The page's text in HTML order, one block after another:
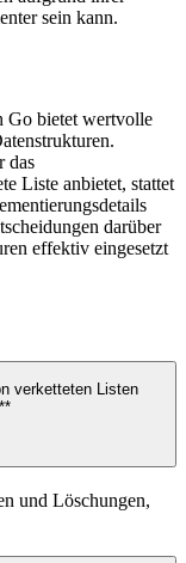
sein kann.
Go bietet wertvolle
das
Liste anbietet, stattet
darüber
effektiv eingesetzt
verketteten Listen
und Löschungen,